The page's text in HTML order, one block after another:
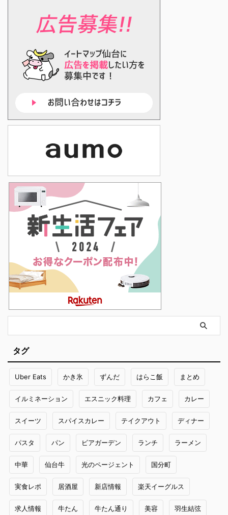
タグ
Uber Eats かき氷 ずんだ はらこ飯 まとめ
イルミネーション エスニック料理 カフェ カレー
スイーツ スパイスカレー テイクアウト ディナー
パスタ パン ビアガーデン ランチ ラーメン
中華 仙台牛 光のページェント 国分町
実食レポ 居酒屋 新店情報 楽天イーグルス
求人情報 牛たん 牛たん通り 美容 羽生結弦